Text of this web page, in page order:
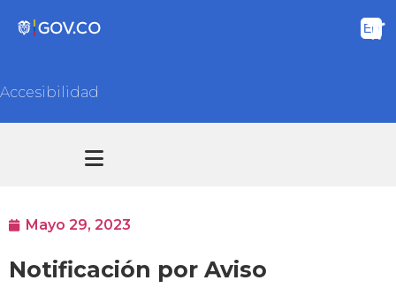
Accesibilidad
Mayo 29, 2023
Notificación por Aviso